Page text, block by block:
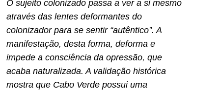
O sujeito colonizado passa a ver a si mesmo
através das lentes deformantes do
colonizador para se sentir “autêntico”. A
manifestação, desta forma, deforma e
impede a consciência da opressão, que
acaba naturalizada. A validação histórica
mostra que Cabo Verde possui uma